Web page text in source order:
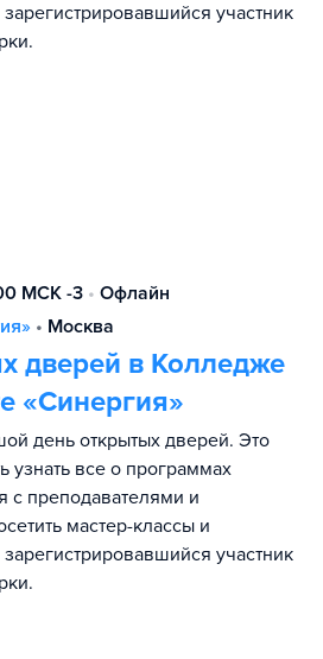
участник
МСК -3 • Офлайн
• Москва
дверей в Колледже
«Синергия»
день открытых дверей. Это
узнать все о программах
с преподавателями и
мастер-классы и
участник